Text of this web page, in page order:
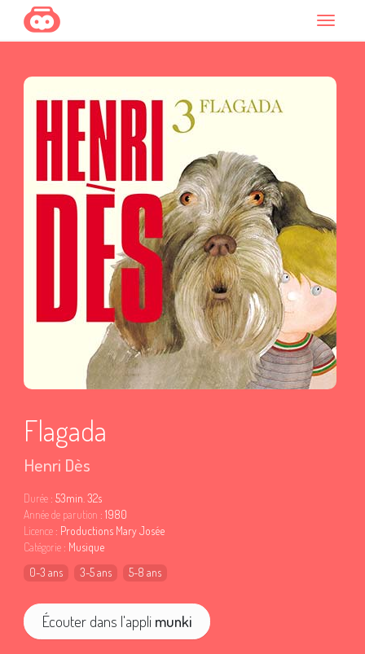
Flagada
Henri Dès
Durée : 53min. 32s
Année de parution : 1980
Licence : Productions Mary Josée
Catégorie : Musique
0-3 ans
3-5 ans 5-8 ans
Écouter dans l'appli munki